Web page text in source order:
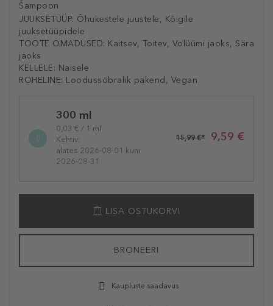
Šampoon
JUUKSETÜÜP: Õhukestele juustele, Kõigile
juuksetüüpidele
TOOTE OMADUSED: Kaitsev, Toitev, Volüümi jaoks, Sära
jaoks
KELLELE: Naisele
ROHELINE: Loodussõbralik pakend, Vegan
variation300 ml
0,03 € / 1 ml
Kehtiv:
alates 2026-08-01 kuni
2026-08-31
9,59 €
15,99 €*
LISA OSTUKORVI
BRONEERI
Kaupluste saadavus